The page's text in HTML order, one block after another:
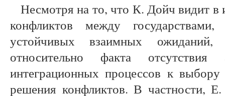
Несмотря на то, что К. Дойч видит в
конфликтов между
устойчивых взаимных ожиданий,
относительно факта отсутствия
интеграционных процессов к
решения конфликтов. В частности,